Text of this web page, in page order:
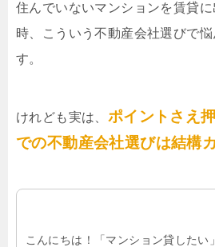
住んでいないマンションを賃貸
時、こういう不動産会社選びで
す。
けれども実は、 ポイントさえ
での不動産会社選びは結構
こんにちは！「マンション貸したい